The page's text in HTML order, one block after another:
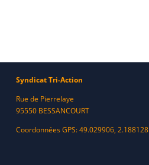
Syndicat Tri-Action
Rue de Pierrelaye
95550 BESSANCOURT
Coordonnées GPS: 49.029906, 2.188128